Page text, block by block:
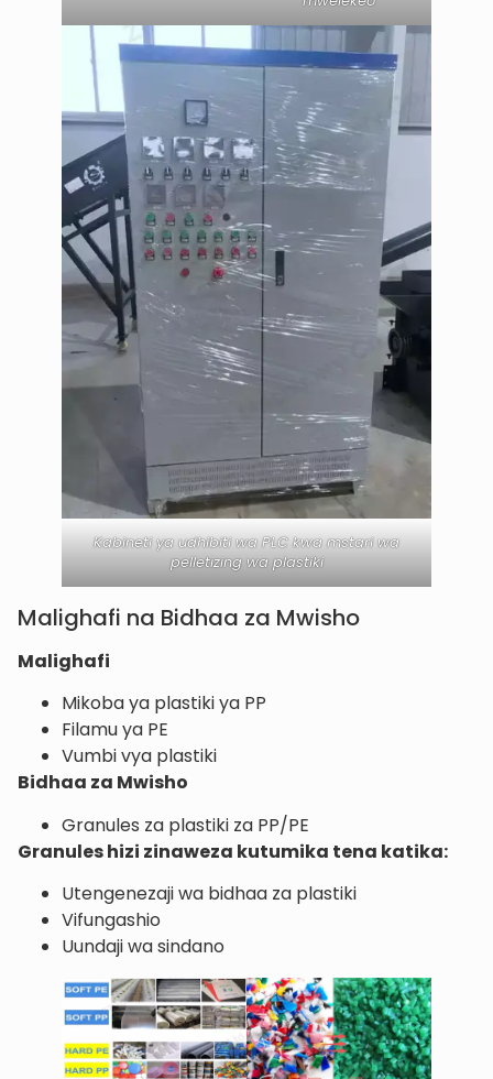
Kabineti ya udhibiti wa PLC kwa mstari wa
pelletizing wa plastiki
Malighafi na Bidhaa za Mwisho
Malighafi
Mikoba ya plastiki ya PP
Filamu ya PE
Vumbi vya plastiki
Bidhaa za Mwisho
Granules za plastiki za PP/PE
Granules hizi zinaweza kutumika tena katika:
Utengenezaji wa bidhaa za plastiki
Vifungashio
Uundaji wa sindano